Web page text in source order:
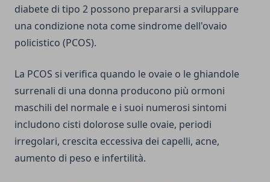
diabete di tipo 2 possono prepararsi a sviluppare
una condizione nota come sindrome dell'ovaio
policistico (PCOS).
La PCOS si verifica quando le ovaie o le ghiandole
surrenali di una donna producono più ormoni
maschili del normale e i suoi numerosi sintomi
includono cisti dolorose sulle ovaie, periodi
irregolari, crescita eccessiva dei capelli, acne,
aumento di peso e infertilità.